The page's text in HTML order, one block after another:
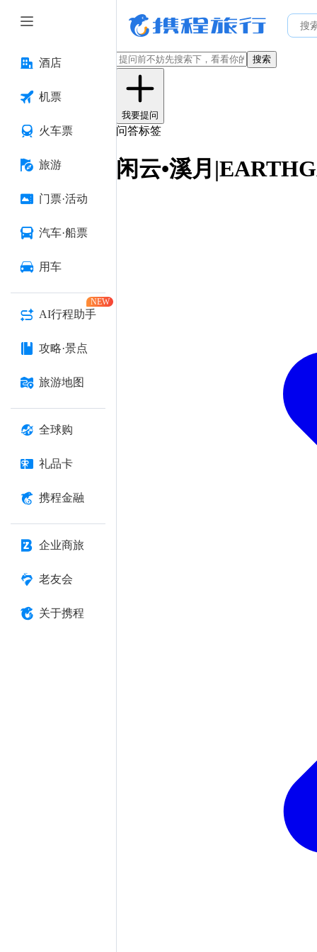
酒店
机票
火车票
旅游
门票·活动
汽车·船票
用车
AI行程助手
NEW
攻略·景点
旅游地图
全球购
礼品卡
携程金融
企业商旅
老友会
关于携程
搜索
我要提问
问答标签
闲云•溪月